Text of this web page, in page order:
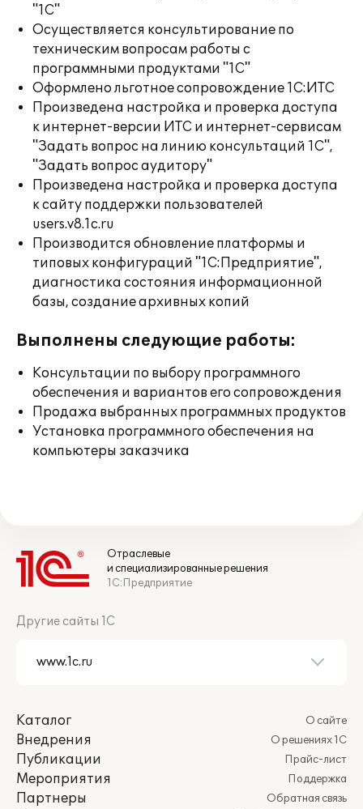
"1С"
Осуществляется консультирование по
техническим вопросам работы с
программными продуктами "1С"
Оформлено льготное сопровождение 1С:ИТС
Произведена настройка и проверка доступа
к интернет-версии ИТС и интернет-сервисам
"Задать вопрос на линию консультаций 1С",
"Задать вопрос аудитору"
Произведена настройка и проверка доступа
к сайту поддержки пользователей
users.v8.1c.ru
Производится обновление платформы и
типовых конфигураций "1С:Предприятие",
диагностика состояния информационной
базы, создание архивных копий
Выполнены следующие работы:
Консультации по выбору программного
обеспечения и вариантов его сопровождения
Продажа выбранных программных продуктов
Установка программного обеспечения на
компьютеры заказчика
Отраслевые
и специализированные решения
1С:Предприятие
Другие сайты 1С
Каталог
Внедрения
Публикации
Мероприятия
Партнеры
О сайте
О решениях 1С
Прайс-лист
Поддержка
Обратная связь